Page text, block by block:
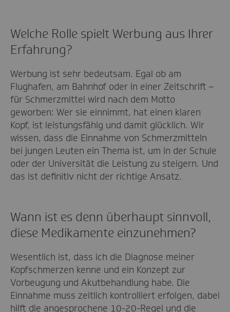
Welche Rolle spielt Werbung aus Ihrer
Erfahrung?
Werbung ist sehr bedeutsam. Egal ob am
Flughafen, am Bahnhof oder in einer Zeitschrift –
für Schmerzmittel wird nach dem Motto
geworben: Wer sie einnimmt, hat einen klaren
Kopf, ist leistungsfähig und damit glücklich. Wir
wissen, dass die Einnahme von Schmerzmitteln
bei jungen Leuten ein Thema ist, um in der Schule
oder der Universität die Leistung zu steigern. Und
das ist definitiv nicht der richtige Ansatz.
Wann ist es denn überhaupt sinnvoll,
diese Medikamente einzunehmen?
Wesentlich ist, dass ich die Diagnose meiner
Kopfschmerzen kenne und ein Konzept zur
Vorbeugung und Akutbehandlung habe. Die
Einnahme muss zeitlich kontrolliert erfolgen, dabei
hilft die angesprochene 10-20-Regel und die